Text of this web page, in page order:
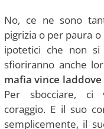
No, ce ne sono
pigrizia o per paura
ipotetici che non si
sfioriranno anche
mafia vince
Per sbocciare, ci
coraggio. E il suo
semplicemente, il